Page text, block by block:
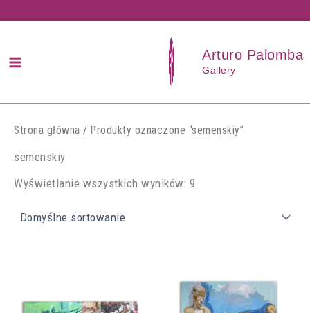
do
Arturo Palomba
Gallery
Strona główna / Produkty oznaczone “semenskiy”
semenskiy
Wyświetlanie wszystkich wyników: 9